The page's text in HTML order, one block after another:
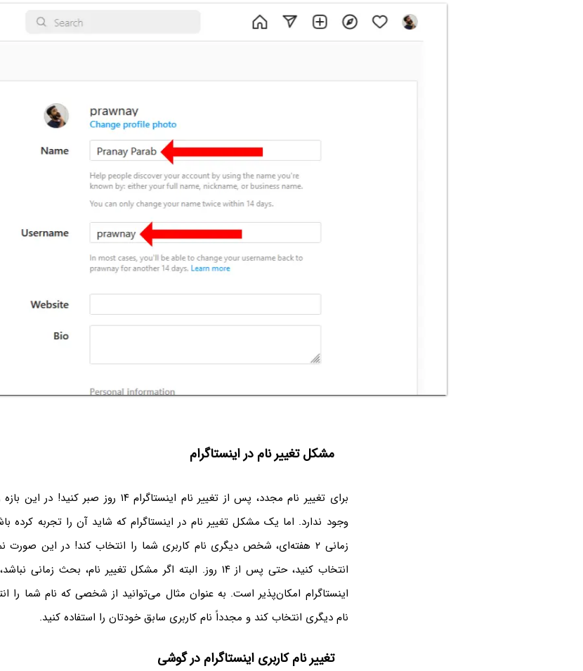
مشکل تغییر نام در اینستاگرام
برای تغییر نام مجدد، پس از تغییر نام
وجود ندارد. اما یک مشکل تغییر نام در اینستاگرام که شاید آن را تجربه کرده
زمانی ۲ هفته‌ای، شخص دیگری نام کاربری شما را انتخاب کند! در این صورت
انتخاب کنید، حتی پس از ۱۴ روز. البته اگر مشکل تغییر نام، بحث
اینستاگرام امکان‌پذیر است. به عنوان مثال می‌توانید از شخصی که نام شما را
نام دیگری انتخاب کند و مجدداً نام کاربری سابق خودتان را استفاده کنید.
تغییر نام کاربری اینستاگرام در گوشی